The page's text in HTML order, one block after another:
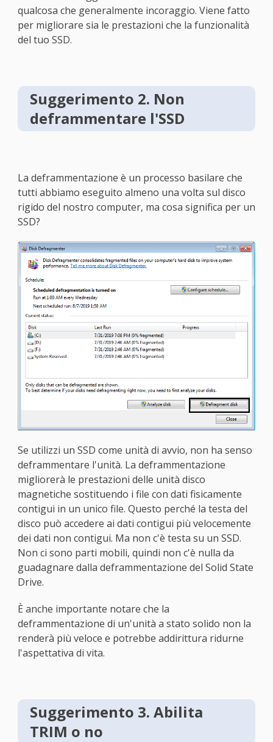
qualcosa che generalmente incoraggio. Viene fatto
per migliorare sia le prestazioni che la funzionalità
del tuo SSD.
Suggerimento 2. Non
deframmentare l'SSD
La deframmentazione è un processo basilare che
tutti abbiamo eseguito almeno una volta sul disco
rigido del nostro computer, ma cosa significa per un
SSD?
Se utilizzi un SSD come unità di avvio, non ha senso
deframmentare l'unità. La deframmentazione
migliorerà le prestazioni delle unità disco
magnetiche sostituendo i file con dati fisicamente
contigui in un unico file. Questo perché la testa del
disco può accedere ai dati contigui più velocemente
dei dati non contigui. Ma non c'è testa su un SSD.
Non ci sono parti mobili, quindi non c'è nulla da
guadagnare dalla deframmentazione del Solid State
Drive.
È anche importante notare che la
deframmentazione di un'unità a stato solido non la
renderà più veloce e potrebbe addirittura ridurne
l'aspettativa di vita.
Suggerimento 3. Abilita
TRIM o no